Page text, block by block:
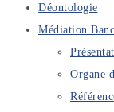
Déontologie
Médiation
Organe